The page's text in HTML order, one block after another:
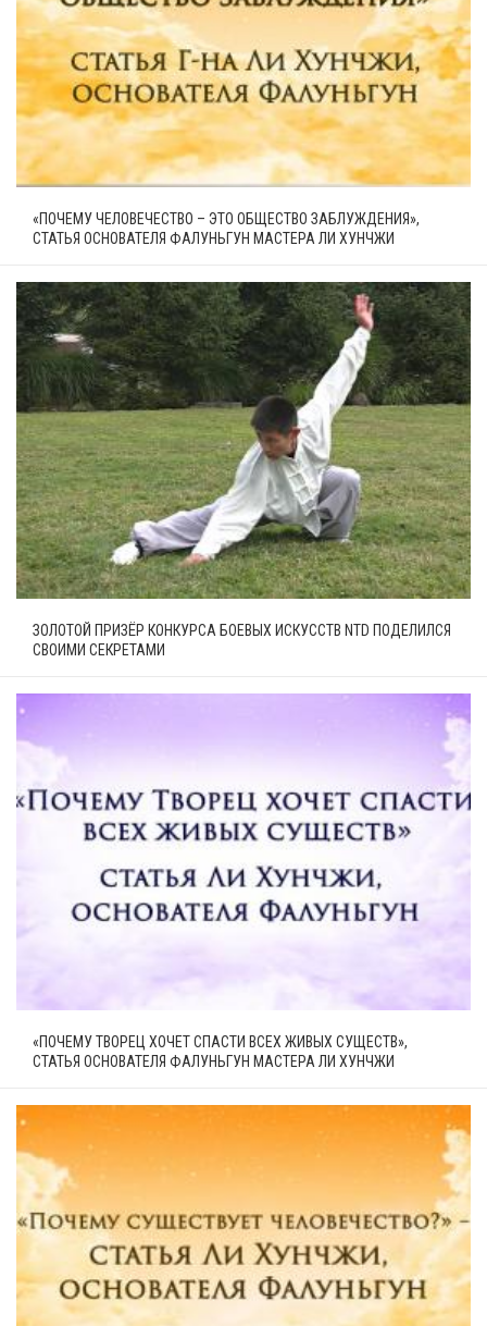
«ПОЧЕМУ ЧЕЛОВЕЧЕСТВО – ЭТО ОБЩЕСТВО ЗАБЛУЖДЕНИЯ»,
СТАТЬЯ ОСНОВАТЕЛЯ ФАЛУНЬГУН МАСТЕРА ЛИ ХУНЧЖИ
ЗОЛОТОЙ ПРИЗЁР КОНКУРСА БОЕВЫХ ИСКУССТВ NTD ПОДЕЛИЛСЯ
СВОИМИ СЕКРЕТАМИ
«ПОЧЕМУ ТВОРЕЦ ХОЧЕТ СПАСТИ ВСЕХ ЖИВЫХ СУЩЕСТВ»,
СТАТЬЯ ОСНОВАТЕЛЯ ФАЛУНЬГУН МАСТЕРА ЛИ ХУНЧЖИ